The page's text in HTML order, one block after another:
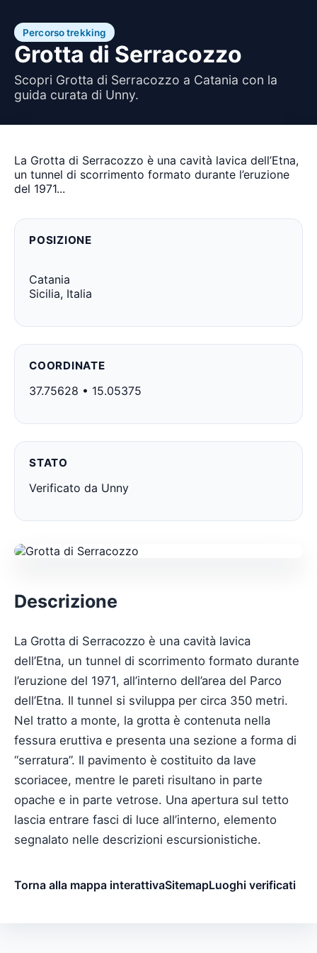
Percorso trekking
Grotta di Serracozzo
Scopri Grotta di Serracozzo a Catania con la
guida curata di Unny.
La Grotta di Serracozzo è una cavità lavica dell’Etna,
un tunnel di scorrimento formato durante l’eruzione
del 1971...
POSIZIONE
Catania
Sicilia, Italia
COORDINATE
37.75628 • 15.05375
STATO
Verificato da Unny
Descrizione
La Grotta di Serracozzo è una cavità lavica
dell’Etna, un tunnel di scorrimento formato durante
l’eruzione del 1971, all’interno dell’area del Parco
dell’Etna. Il tunnel si sviluppa per circa 350 metri.
Nel tratto a monte, la grotta è contenuta nella
fessura eruttiva e presenta una sezione a forma di
“serratura”. Il pavimento è costituito da lave
scoriacee, mentre le pareti risultano in parte
opache e in parte vetrose. Una apertura sul tetto
lascia entrare fasci di luce all’interno, elemento
segnalato nelle descrizioni escursionistiche.
Torna alla mappa interattivaSitemapLuoghi verificati